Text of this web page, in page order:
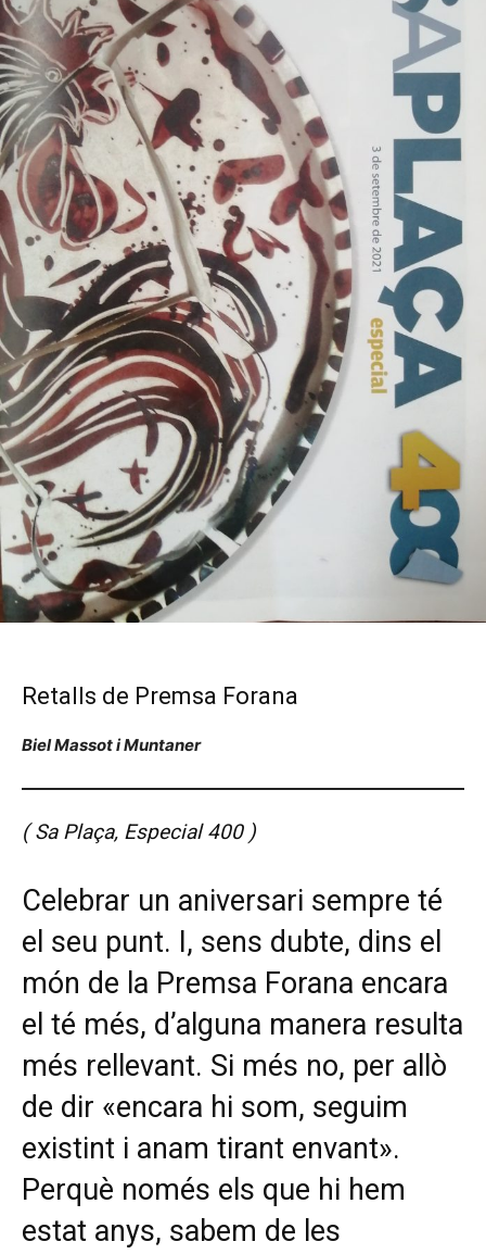
Retalls de Premsa Forana
Biel Massot i Muntaner
( Sa Plaça, Especial 400 )
Celebrar un aniversari sempre té
el seu punt. I, sens dubte, dins el
món de la Premsa Forana encara
el té més, d’alguna manera resulta
més rellevant. Si més no, per allò
de dir «encara hi som, seguim
existint i anam tirant envant».
Perquè només els que hi hem
estat anys, sabem de les